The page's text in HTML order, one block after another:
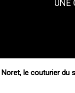
UNE
Noret, le couturier du